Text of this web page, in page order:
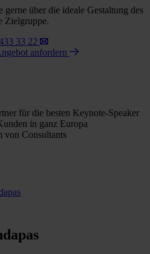
gerne über die ideale Gestaltung des
Zielgruppe.
33 22
anfordern
für die besten Keynote-Speaker
in ganz Europa
von Consultants